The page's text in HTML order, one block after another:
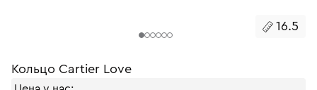
16.5
Кольцо Cartier Love